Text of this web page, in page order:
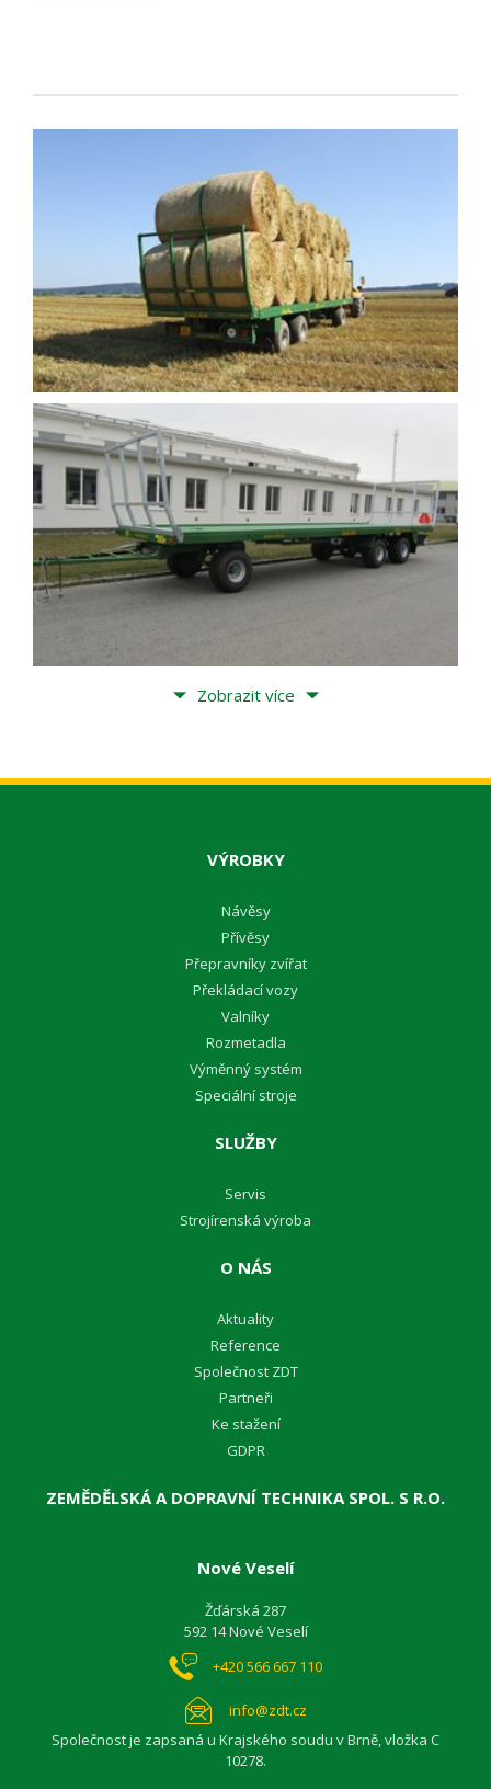
Zobrazit více
VÝROBKY
Návěsy
Přívěsy
Přepravníky zvířat
Překládací vozy
Valníky
Rozmetadla
Výměnný systém
Speciální stroje
SLUŽBY
Servis
Strojírenská výroba
O NÁS
Aktuality
Reference
Společnost ZDT
Partneři
Ke stažení
GDPR
ZEMĚDĚLSKÁ A DOPRAVNÍ TECHNIKA SPOL. S R.O.
Nové Veselí
Žďárská 287
592 14 Nové Veselí
+420 566 667 110
info@zdt.cz
Společnost je zapsaná u Krajského soudu v Brně, vložka C
10278.